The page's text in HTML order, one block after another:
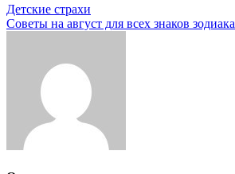
Навигация
по
Детские страхи
Советы на август для всех знаков зодиака